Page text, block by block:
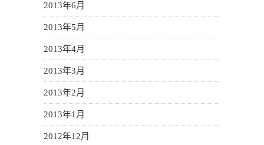
2013年6月
2013年5月
2013年4月
2013年3月
2013年2月
2013年1月
2012年12月